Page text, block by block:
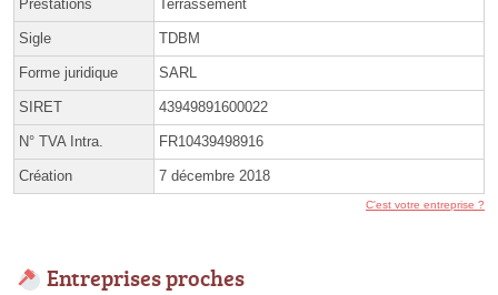
Prestations Terrassement
Sigle TDBM
Forme juridique SARL
SIRET 43949891600022
N° TVA Intra. FR10439498916
Création 7 décembre 2018
C'est votre entreprise ?
Entreprises proches